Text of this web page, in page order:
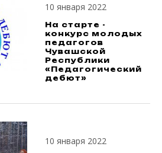
10 января 2022
На старте -
конкурс молодых
педагогов
Чувашской
Республики
«Педагогический
дебют»
10 января 2022